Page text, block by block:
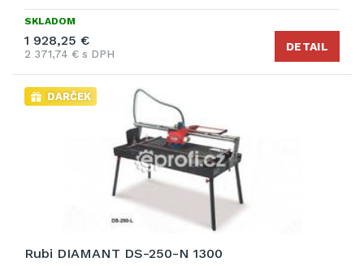
SKLADOM
1 928,25 €
2 371,74 € s DPH
DETAIL
DARČEK
Rubi DIAMANT DS-250-N 1300